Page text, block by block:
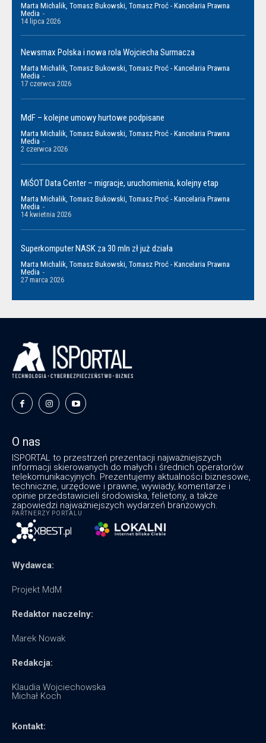
Marta Michalik, Tomasz Bukowski, Tomasz Proć - Kancelaria Prawna
Media -
14 lipca 2026
Newsmax Polska i nowa rola Wojciecha Surmacza
Marta Michalik, Tomasz Bukowski, Tomasz Proć - Kancelaria Prawna
Media -
17 czerwca 2026
MdF – kolejne umowy hurtowe podpisane
Marta Michalik, Tomasz Bukowski, Tomasz Proć - Kancelaria Prawna
Media -
2 czerwca 2026
MiŚOT Data Center – migracje, uruchomienia, kolejny etap
Marta Michalik, Tomasz Bukowski, Tomasz Proć - Kancelaria Prawna
Media -
14 kwietnia 2026
Superkomputer NASK za 30 mln zł już działa
Marta Michalik, Tomasz Bukowski, Tomasz Proć - Kancelaria Prawna
Media -
27 marca 2026
O nas
ISPORTAL to przestrzeń prezentacji najważniejszych
informacji skierowanych do małych i średnich operatorów
telekomunikacyjnych. Prezentujemy aktualności biznesowe,
techniczne, urzędowe i prawne, wywiady, komentarze i
opinie przedstawicieli środowiska, felietony, a także
zapowiedzi najważniejszych wydarzeń branżowych.
PARTNERZY PORTALU
Wydawca:
Projekt MdM
Redaktor naczelny:
Marek Nowak
Redakcja:
Klaudia Wojciechowska
Michał Koch
Kontakt: